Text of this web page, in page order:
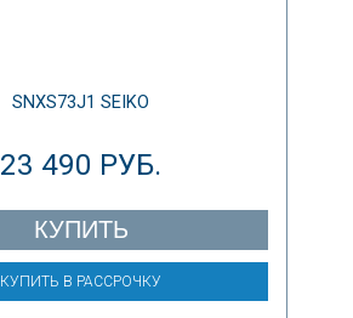
SNXS73J1 SEIKO
23 490 РУБ.
КУПИТЬ
КУПИТЬ В РАССРОЧКУ